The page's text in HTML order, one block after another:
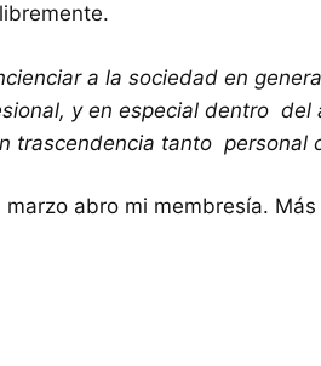
a la sociedad en
y en especial dentro
trascendencia tanto personal
marzo abro mi membresía.